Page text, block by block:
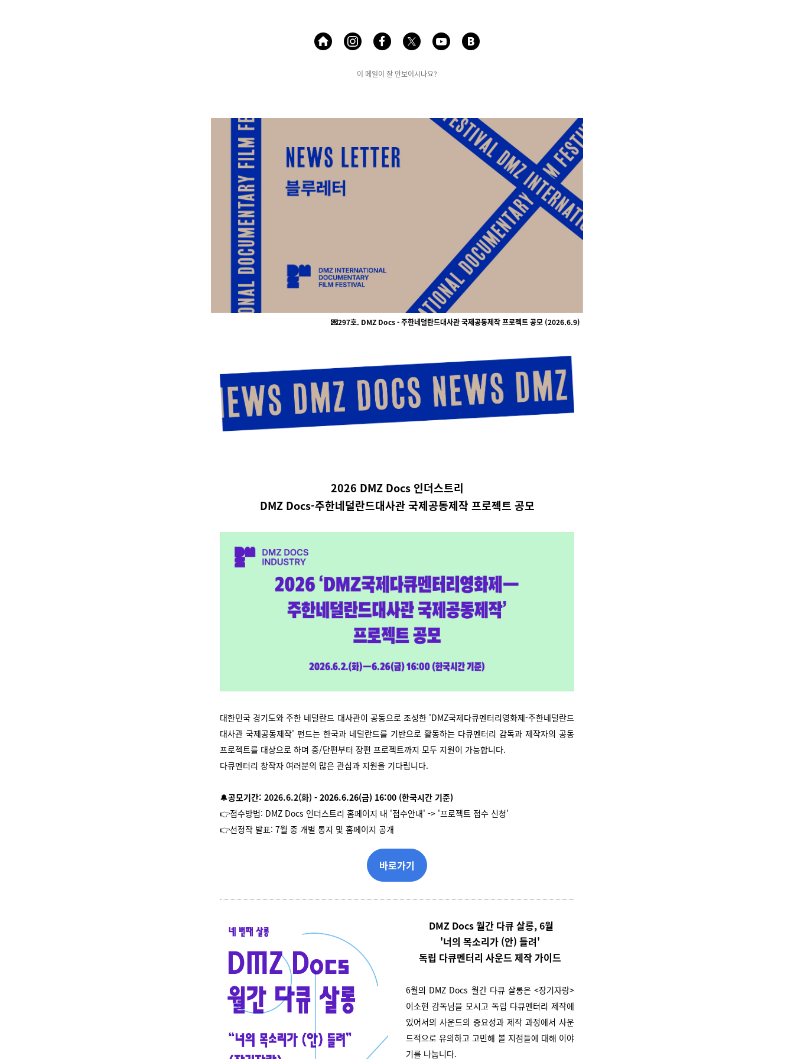
이 메일이 잘 안보이시나요?
💌297호. DMZ Docs - 주한네덜란드대사관 국제공동제작 프로젝트 공모 (2026.6.9)
2026 DMZ Docs 인더스트리
DMZ Docs-주한네덜란드대사관 국제공동제작 프로젝트 공모
대한민국 경기도와 주한 네덜란드 대사관이 공동으로 조성한 'DMZ국제다큐멘터리영화제-주한네덜란드
대사관 국제공동제작' 펀드는 한국과 네덜란드를 기반으로 활동하는 다큐멘터리 감독과 제작자의 공동
프로젝트를 대상으로 하며 중/단편부터 장편 프로젝트까지 모두 지원이 가능합니다.
다큐멘터리 창작자 여러분의 많은 관심과 지원을 기다립니다.
🔔공모기간: 2026.6.2(화) - 2026.6.26(금) 16:00 (한국시간 기준)
👉접수방법: DMZ Docs 인더스트리 홈페이지 내 '접수안내' -> '프로젝트 접수 신청'
👉선정작 발표: 7월 중 개별 통지 및 홈페이지 공개
바로가기
DMZ Docs 월간 다큐 살롱, 6월
'너의 목소리가 (안) 들려'
독립 다큐멘터리 사운드 제작 가이드
6월의 DMZ Docs 월간 다큐 살롱은 <장기자랑>
이소현 감독님을 모시고 독립 다큐멘터리 제작에
있어서의 사운드의 중요성과 제작 과정에서 사운
드적으로 유의하고 고민해 볼 지점들에 대해 이야
기를 나눕니다.